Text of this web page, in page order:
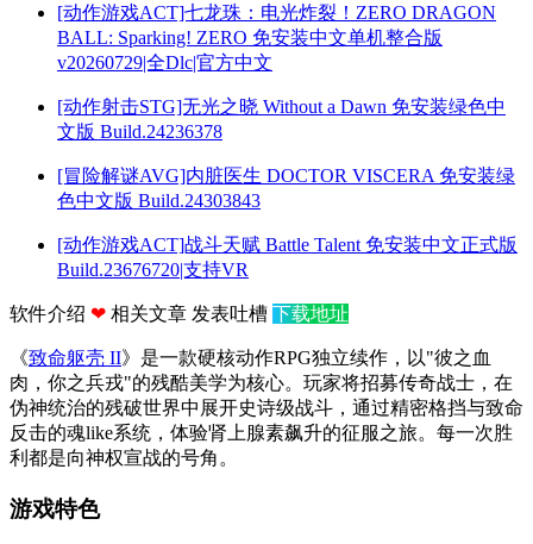
[动作游戏ACT]七龙珠：电光炸裂！ZERO DRAGON
BALL: Sparking! ZERO 免安装中文单机整合版
v20260729|全Dlc|官方中文
[动作射击STG]无光之晓 Without a Dawn 免安装绿色中
文版 Build.24236378
[冒险解谜AVG]内脏医生 DOCTOR VISCERA 免安装绿
色中文版 Build.24303843
[动作游戏ACT]战斗天赋 Battle Talent 免安装中文正式版
Build.23676720|支持VR
软件介绍 ❤ 相关文章 发表吐槽 下载地址
《致命躯壳 II》是一款硬核动作RPG独立续作，以"彼之血
肉，你之兵戎"的残酷美学为核心。玩家将招募传奇战士，在
伪神统治的残破世界中展开史诗级战斗，通过精密格挡与致命
反击的魂like系统，体验肾上腺素飙升的征服之旅。每一次胜
利都是向神权宣战的号角。
游戏特色